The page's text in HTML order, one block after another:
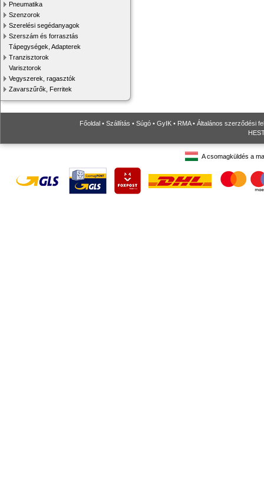
Pneumatika
Szenzorok
Szerelési segédanyagok
Szerszám és forrasztás
Tápegységek, Adapterek
Tranzisztorok
Varisztorok
Vegyszerek, ragasztók
Zavarszűrők, Ferritek
Főoldal • Szállítás • Súgó • GyIK • RMA• Általános szerződési
A csomagküldés a